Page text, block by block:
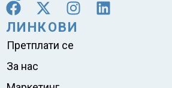
ЛИНКОВИ
Претплати се
За нас